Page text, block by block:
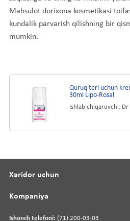
Mahsulot dorixona kosmetikasi
kundalik parvarish qilishning bir
mumkin.
Quruq teri uchun
30ml Lipo-Rosal
Ishlab chiqaruvchi: Dr
Ishonch telefoni: (71) 200-03-03
Xaridor uchun
Kompaniya